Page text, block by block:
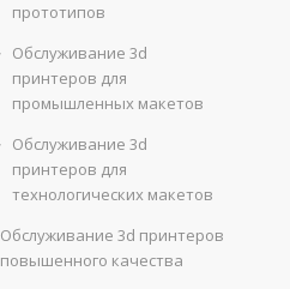
прототипов
Обслуживание 3d
принтеров для
промышленных макетов
Обслуживание 3d
принтеров для
технологических макетов
Обслуживание 3d принтеров
повышенного качества